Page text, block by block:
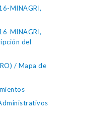
MINAGRI,
MINAGRI,
del
/ Mapa de